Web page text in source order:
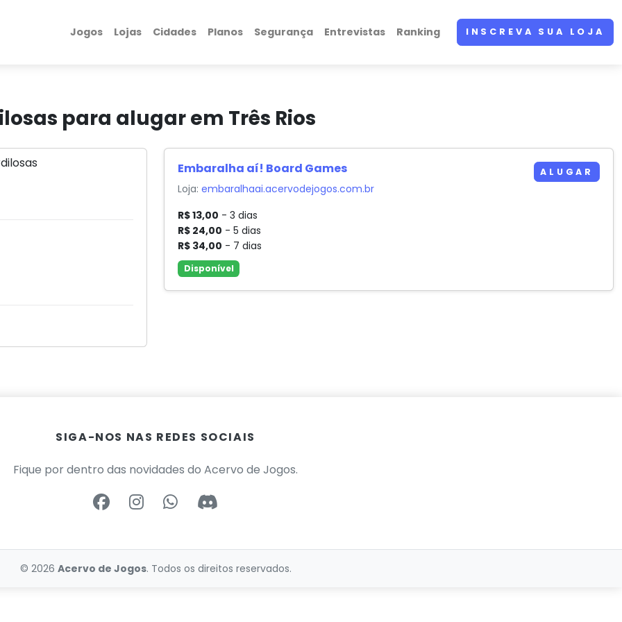
Jogos Lojas Cidades Planos Segurança Entrevistas Ranking INSCREVA SUA LOJA
para alugar em Três Rios
Embaralha aí! Board Games
Loja:embaralhaai.acervodejogos.com.br
R$ 13,00 - 3 dias
R$ 24,00 - 5 dias
R$ 34,00 - 7 dias
Disponível
ALUGAR
SIGA-NOS NAS REDES SOCIAIS
Fique por dentro das novidades do Acervo de Jogos.
© 2026 Acervo de Jogos. Todos os direitos reservados.